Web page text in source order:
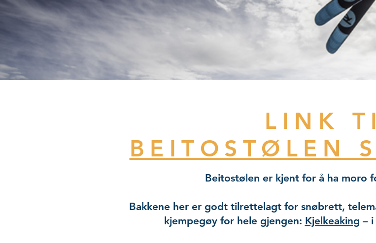
LINK
BEITOSTØLEN
Beitostølen er kjent for å ha moro
Bakkene her er godt tilrettelagt for snøbrett,
kjempegøy for hele gjengen: Kjelkeaking –